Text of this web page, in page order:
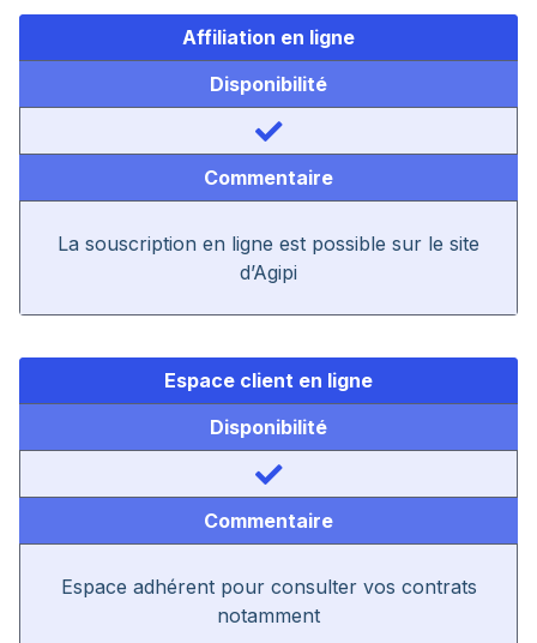
Affiliation en ligne
Disponibilité
Commentaire
La souscription en ligne est possible sur le site
d’Agipi
Espace client en ligne
Disponibilité
Commentaire
Espace adhérent pour consulter vos contrats
notamment